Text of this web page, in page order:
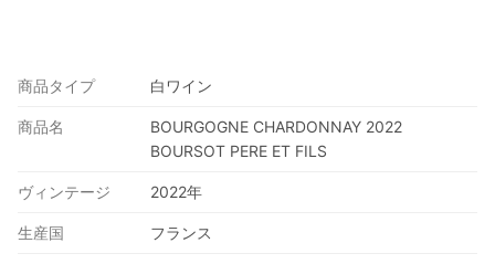
商品タイプ 白ワイン
商品名
BOURGOGNE CHARDONNAY 2022
BOURSOT PERE ET FILS
ヴィンテージ 2022年
生産国 フランス